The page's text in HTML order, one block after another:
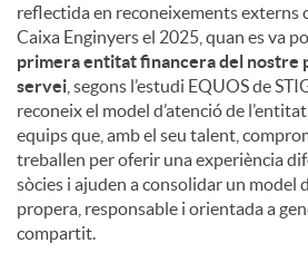
reflectida en reconeixements externs
Caixa Enginyers el 2025, quan es va
primera entitat financera del nostre
servei , segons l’estudi EQUOS de
reconeix el model d’atenció de
equips que, amb el seu talent,
treballen per oferir una experiència
sòcies i ajuden a consolidar un model
propera, responsable i orientada a
compartit.